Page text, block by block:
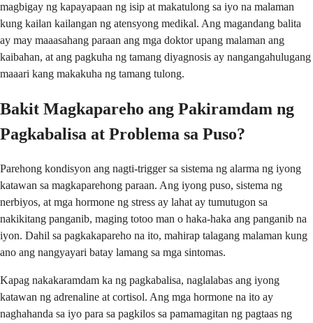
magbigay ng kapayapaan ng isip at makatulong sa iyo na malaman
kung kailan kailangan ng atensyong medikal. Ang magandang balita
ay may maaasahang paraan ang mga doktor upang malaman ang
kaibahan, at ang pagkuha ng tamang diyagnosis ay nangangahulugang
maaari kang makakuha ng tamang tulong.
Bakit Magkapareho ang Pakiramdam ng
Pagkabalisa at Problema sa Puso?
Parehong kondisyon ang nagti-trigger sa sistema ng alarma ng iyong
katawan sa magkaparehong paraan. Ang iyong puso, sistema ng
nerbiyos, at mga hormone ng stress ay lahat ay tumutugon sa
nakikitang panganib, maging totoo man o haka-haka ang panganib na
iyon. Dahil sa pagkakapareho na ito, mahirap talagang malaman kung
ano ang nangyayari batay lamang sa mga sintomas.
Kapag nakakaramdam ka ng pagkabalisa, naglalabas ang iyong
katawan ng adrenaline at cortisol. Ang mga hormone na ito ay
naghahanda sa iyo para sa pagkilos sa pamamagitan ng pagtaas ng